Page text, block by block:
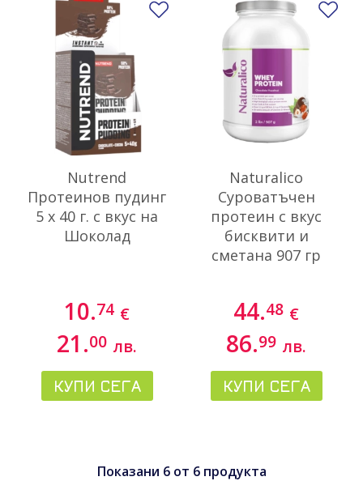
Nutrend
Протеинов пудинг
5 x 40 г. с вкус на
Шоколад
10.74 €
21.00 лв.
КУПИ СЕГА
Добави в любими
Naturalico
Суроватъчен
протеин с вкус
бисквити и
сметана 907 гр
44.48 €
86.99 лв.
КУПИ СЕГА
Показани 6от 6продукта